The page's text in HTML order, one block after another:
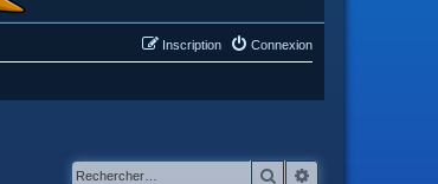
Connexion
Inscription
Rechercher